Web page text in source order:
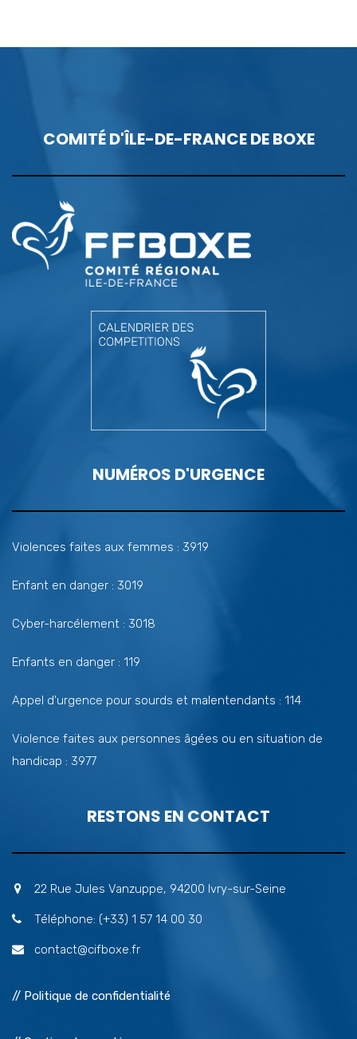
COMITÉ D'ÎLE-DE-FRANCE DE BOXE
NUMÉROS D'URGENCE
Violences faites aux femmes : 3919
Enfant en danger : 3019
Cyber-harcélement : 3018
Enfants en danger : 119
Appel d'urgence pour sourds et malentendants : 114
Violence faites aux personnes âgées ou en situation de
handicap : 3977
RESTONS EN CONTACT
22 Rue Jules Vanzuppe, 94200 Ivry-sur-Seine
Téléphone: (+33) 1 57 14 00 30
contact@cifboxe.fr
// Politique de confidentialité